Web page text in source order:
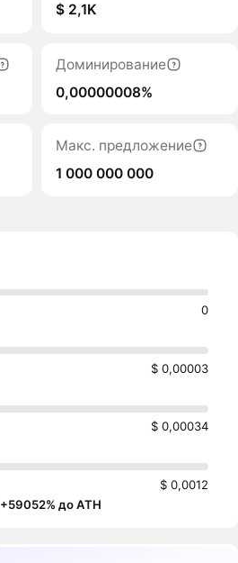
$ 2,1K
Доминирование
0,00000008%
Макс. предложение
1 000 000 000
0
$ 0,00003
$ 0,00034
$ 0,0012
+59052% до ATH